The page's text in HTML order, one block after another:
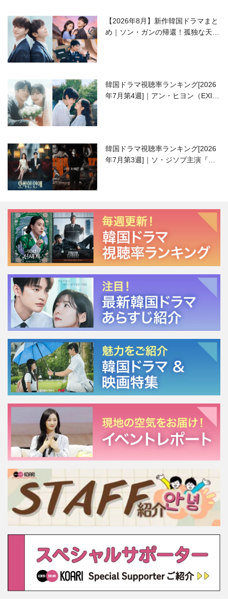
【2026年8月】新作韓国ドラマまと
め｜ソン・ガンの帰還！孤独な天才
韓国ドラマ視聴率ランキング[2026
年7月第4週]｜アン・ヒヨン（EXID
韓国ドラマ視聴率ランキング[2026
年7月第3週]｜ソ・ジソブ主演『エ